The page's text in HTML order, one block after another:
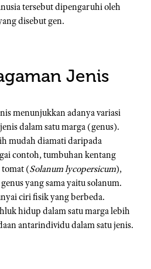
tersebut dipengaruhi oleh
disebut gen.
Jenis
menunjukkan adanya variasi
dalam satu marga (genus).
mudah diamati daripada
contoh, tumbuhan kentang
tomat (Solanum lycopersicum),
yang sama yaitu solanum.
ciri fisik yang berbeda.
hidup dalam satu marga lebih
antarindividu dalam satu jenis.